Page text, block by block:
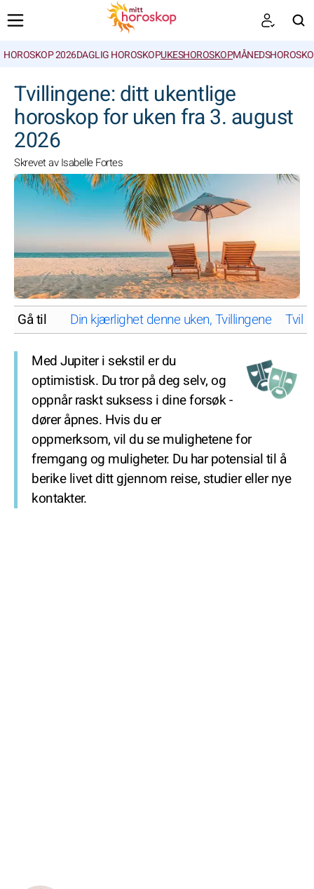
HOROSKOP 2026DAGLIG HOROSKOPUKESHOROSKOP
Tvillingene: ditt ukentlige
horoskop for uken fra 3. august
2026
Skrevet av Isabelle Fortes
Gå til Din kjærlighet denne uken, Tvillingene
Med Jupiter i sekstil er du
optimistisk. Du tror på deg selv, og
oppnår raskt suksess i dine forsøk -
dører åpnes. Hvis du er
oppmerksom, vil du se mulighetene for
fremgang og muligheter. Du har potensial til å
berike livet ditt gjennom reise, studier eller nye
kontakter.